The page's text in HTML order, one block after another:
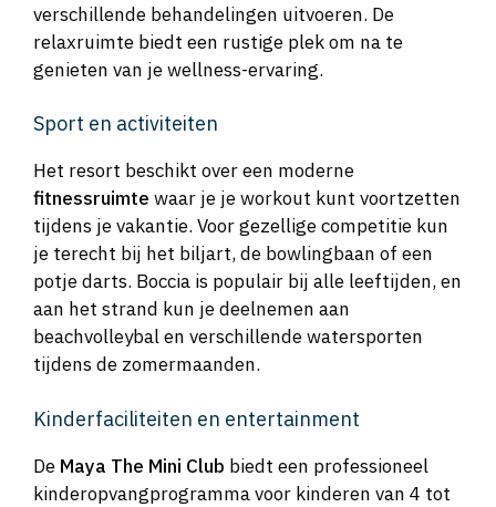
verschillende behandelingen uitvoeren. De
relaxruimte biedt een rustige plek om na te
genieten van je wellness-ervaring.
Sport en activiteiten
Het resort beschikt over een moderne
fitnessruimte waar je je workout kunt voortzetten
tijdens je vakantie. Voor gezellige competitie kun
je terecht bij het biljart, de bowlingbaan of een
potje darts. Boccia is populair bij alle leeftijden, en
aan het strand kun je deelnemen aan
beachvolleybal en verschillende watersporten
tijdens de zomermaanden.
Kinderfaciliteiten en entertainment
De Maya The Mini Club biedt een professioneel
kinderopvangprogramma voor kinderen van 4 tot